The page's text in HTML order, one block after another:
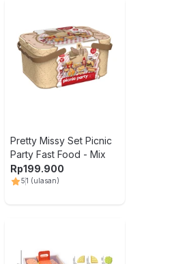
Pretty Missy Set Picnic
Party Fast Food - Mix
Rp199.900
51 (ulasan)